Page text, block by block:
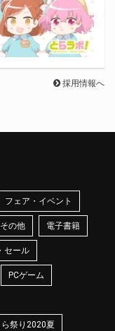
採用情報へ
フェア・イベント
その他 電子書籍
セール
PCゲーム
祭り2020夏